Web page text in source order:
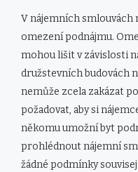
V nájemních
omezení podnájmu.
mohou lišit v závislosti
družstevních budovách
nemůže zcela zakázat
požadovat, aby si
někomu umožní byt
prohlédnout nájemní
žádné podmínky